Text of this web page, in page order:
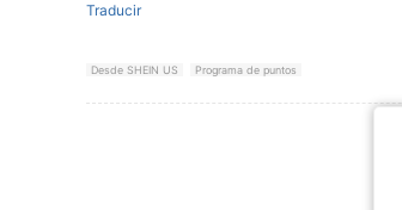
Traducir
Desde SHEIN US Programa de puntos